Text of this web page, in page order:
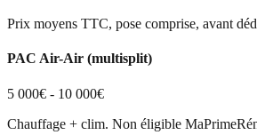
Prix moyens TTC, pose comprise, avant
PAC Air-Air (multisplit)
5 000€ - 10 000€
Chauffage + clim. Non éligible